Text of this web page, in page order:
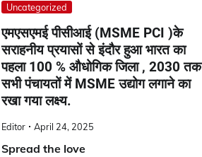
Uncategorized
एमएसएमई पीसीआई (MSME PCI )के
सराहनीय प्रयासों से इंदौर हुआ भारत का
पहला 100 % औधोगिक जिला , 2030 तक
सभी पंचायतों में MSME उद्योग लगाने का
रखा गया लक्ष्य.
Editor April 24, 2025
Spread the love